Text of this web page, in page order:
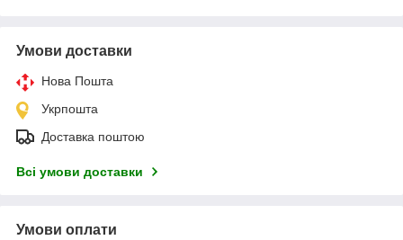
Умови доставки
Нова Пошта
Укрпошта
Доставка поштою
Всі умови доставки
Умови оплати